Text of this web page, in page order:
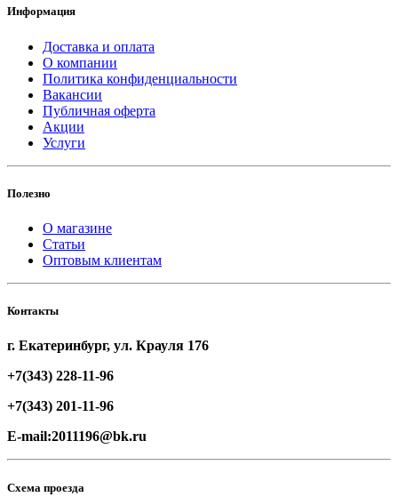
Информация
Доставка и оплата
О компании
Политика конфиденциальности
Вакансии
Публичная оферта
Акции
Услуги
Полезно
О магазине
Статьи
Оптовым клиентам
Контакты
г. Екатеринбург, ул. Крауля 176
+7(343) 228-11-96
+7(343) 201-11-96
E-mail:2011196@bk.ru
Схема проезда